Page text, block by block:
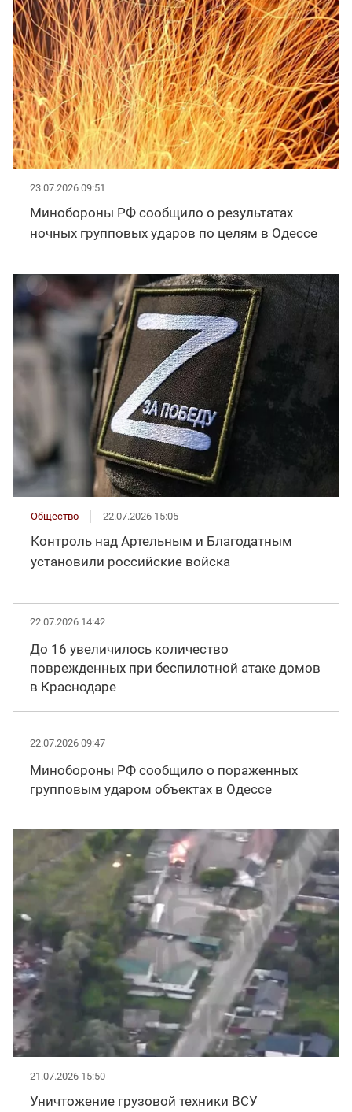
23.07.2026 09:51
Минобороны РФ сообщило о результатах
ночных групповых ударов по целям в Одессе
Общество 22.07.2026 15:05
Контроль над Артельным и Благодатным
установили российские войска
22.07.2026 14:42
До 16 увеличилось количество
поврежденных при беспилотной атаке домов
в Краснодаре
22.07.2026 09:47
Минобороны РФ сообщило о пораженных
групповым ударом объектах в Одессе
21.07.2026 15:50
Уничтожение грузовой техники ВСУ